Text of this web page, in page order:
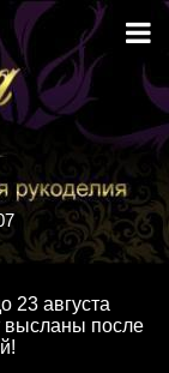
23 августа
высланы после